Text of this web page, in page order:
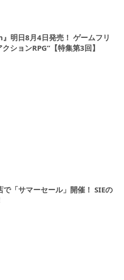
明日8月4日発売！ ゲームフリ
ションRPG”【特集第3回】
「サマーセール」開催！ SIEの